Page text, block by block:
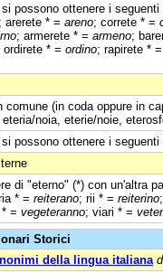
possono ottenere i
; arerete * = areno; correte * =
; armerete * = armeno;
ordirete * = ordino; rapirete * =
comune (in coda oppure in
noia, eterie/noie,
possono ottenere i
di "eterno" (*) con un'altra
* = reiterano; rii * = reiterino
= vegeteranno; viari * =
Storici
della lingua italiana